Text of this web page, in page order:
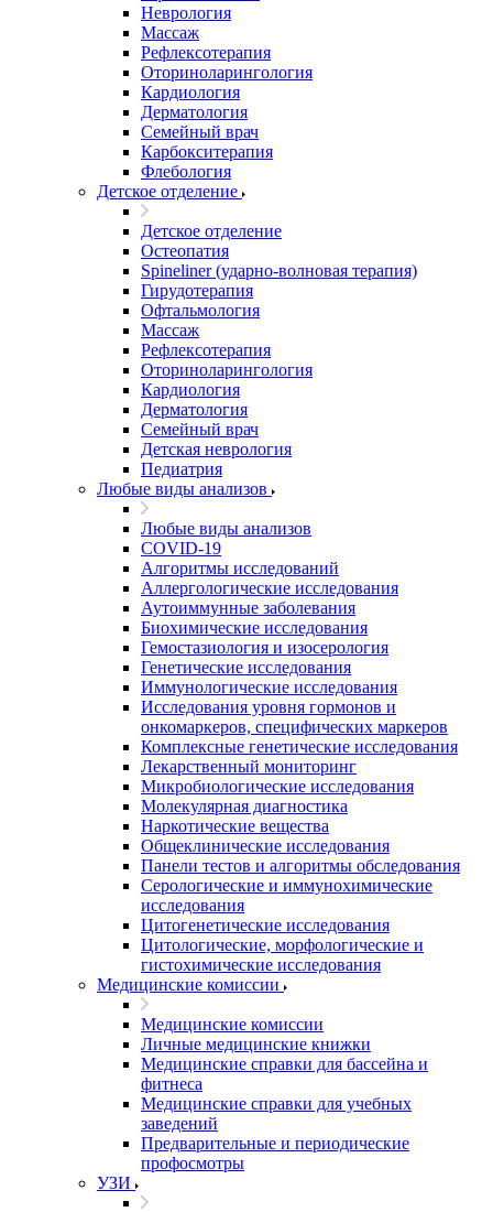
Неврология
Массаж
Рефлексотерапия
Оториноларингология
Кардиология
Дерматология
Семейный врач
Карбокситерапия
Флебология
Детское отделение
Детское отделение
Остеопатия
Spineliner (ударно-волновая терапия)
Гирудотерапия
Офтальмология
Массаж
Рефлексотерапия
Оториноларингология
Кардиология
Дерматология
Семейный врач
Детская неврология
Педиатрия
Любые виды анализов
Любые виды анализов
COVID-19
Алгоритмы исследований
Аллергологические исследования
Аутоиммунные заболевания
Биохимические исследования
Гемостазиология и изосерология
Генетические исследования
Иммунологические исследования
Исследования уровня гормонов и
онкомаркеров, специфических маркеров
Комплексные генетические исследования
Лекарственный мониторинг
Микробиологические исследования
Молекулярная диагностика
Наркотические вещества
Общеклинические исследования
Панели тестов и алгоритмы обследования
Серологические и иммунохимические
исследования
Цитогенетические исследования
Цитологические, морфологические и
гистохимические исследования
Медицинские комиссии
Медицинские комиссии
Личные медицинские книжки
Медицинские справки для бассейна и
фитнеса
Медицинские справки для учебных
заведений
Предварительные и периодические
профосмотры
УЗИ